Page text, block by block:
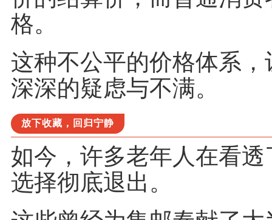
格。
这种不公平的价格体系
深深的疑虑与不满。
放下收藏，回归宁静
如今，许多老年人在看
选择彻底退出。